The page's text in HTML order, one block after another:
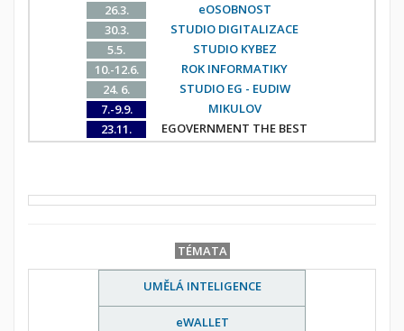
26.3.
eOSOBNOST
30.3.
STUDIO DIGITALIZACE
5.5.
STUDIO KYBEZ
10.-12.6.
ROK INFORMATIKY
24. 6.
STUDIO EG - EUDIW
7.-9.9.
MIKULOV
23.11.
EGOVERNMENT THE BEST
TÉMATA
UMĚLÁ INTELIGENCE
eWALLET